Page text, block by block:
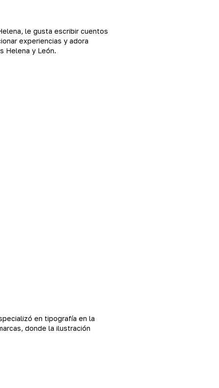
le gusta escribir cuentos
experiencias y adora
Helena y León.
en tipografía en la
donde la ilustración